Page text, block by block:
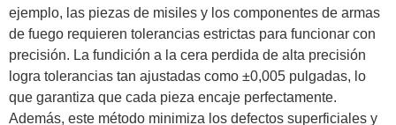
ejemplo, las piezas de misiles y los componentes de armas
de fuego requieren tolerancias estrictas para funcionar con
precisión. La fundición a la cera perdida de alta precisión
logra tolerancias tan ajustadas como ±0,005 pulgadas, lo
que garantiza que cada pieza encaje perfectamente.
Además, este método minimiza los defectos superficiales y